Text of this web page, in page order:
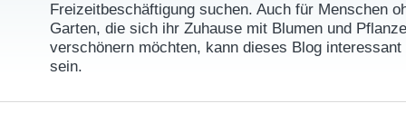
Freizeitbeschäftigung suchen. Auch für Menschen
Garten, die sich ihr Zuhause mit Blumen und
verschönern möchten, kann dieses Blog interessant
sein.